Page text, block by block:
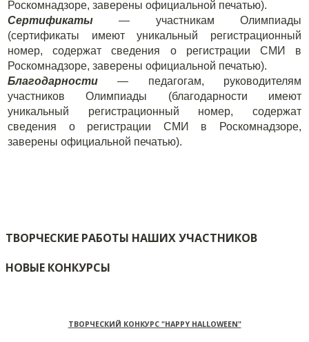
Роскомнадзоре, заверены официальной печатью).
Сертификаты — участникам Олимпиады
(сертификаты имеют уникальный регистрационный
номер, содержат сведения о регистрации СМИ в
Роскомнадзоре, заверены официальной печатью).
Благодарности — педагогам, руководителям
участников Олимпиады (благодарности имеют
уникальный регистрационный номер, содержат
сведения о регистрации СМИ в Роскомнадзоре,
заверены официальной печатью).
ТВОРЧЕСКИЕ РАБОТЫ НАШИХ УЧАСТНИКОВ
НОВЫЕ КОНКУРСЫ
ТВОРЧЕСКИЙ КОНКУРС "HAPPY HALLOWEEN"